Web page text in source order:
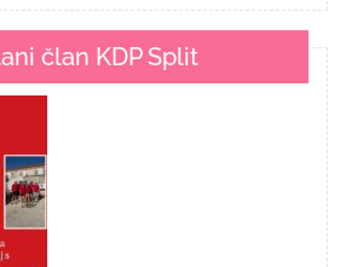
član KDP Split